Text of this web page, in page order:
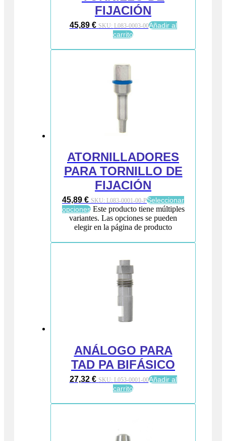
FIJACIÓN
45,89 € SKU: L083-0003-00Añadir al
carrito
ATORNILLADORES
PARA TORNILLO DE
FIJACIÓN
45,89 € SKU: L083-0001-00-PSeleccionar
opciones Este producto tiene múltiples
variantes. Las opciones se pueden
elegir en la página de producto
ANÁLOGO PARA
TAD PA BIFÁSICO
27,32 € SKU: L053-0001-00Añadir al
carrito